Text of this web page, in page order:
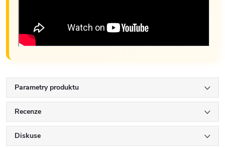
Parametry produktu
Recenze
Diskuse